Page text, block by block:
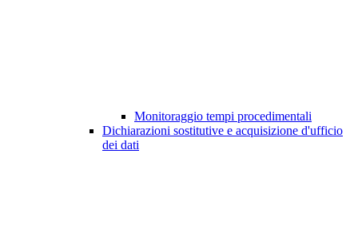
Monitoraggio tempi procedimentali
Dichiarazioni sostitutive e acquisizione d'ufficio
dei dati